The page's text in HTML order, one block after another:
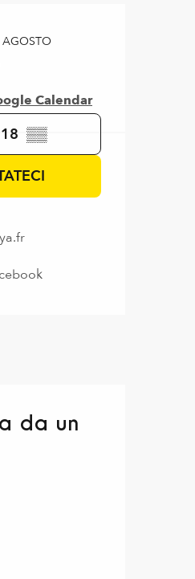
AGOSTO
Calendar
▒▒
da un